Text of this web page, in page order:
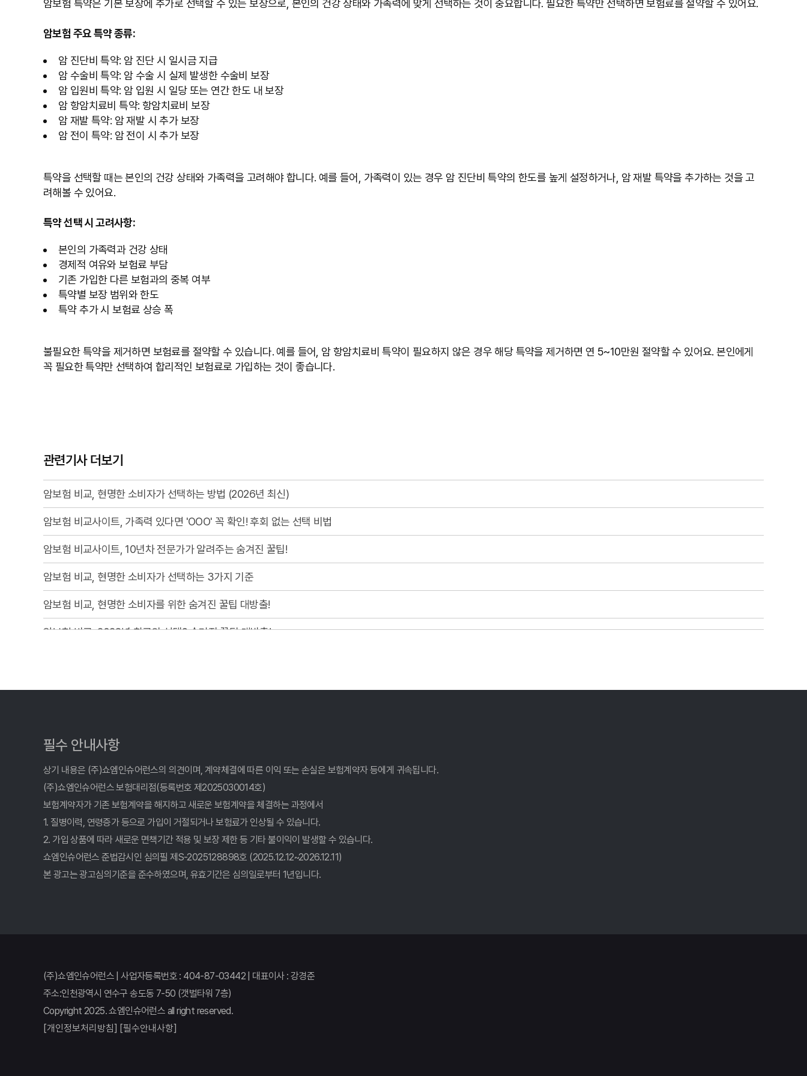
암보험 특약은 기본 보장에 추가로 선택할 수 있는 보장으로, 본인의 건강 상태와 가족력에 맞게 선택하는 것이 중요합니다. 필요한 특약만 선택하면 보험료를 절약할 수 있어요.
암보험 주요 특약 종류:
암 진단비 특약: 암 진단 시 일시금 지급
암 수술비 특약: 암 수술 시 실제 발생한 수술비 보장
암 입원비 특약: 암 입원 시 일당 또는 연간 한도 내 보장
암 항암치료비 특약: 항암치료비 보장
암 재발 특약: 암 재발 시 추가 보장
암 전이 특약: 암 전이 시 추가 보장
특약을 선택할 때는 본인의 건강 상태와 가족력을 고려해야 합니다. 예를 들어, 가족력이 있는 경우 암 진단비 특약의 한도를 높게 설정하거나, 암 재발 특약을 추가하는 것을 고
려해볼 수 있어요.
특약 선택 시 고려사항:
본인의 가족력과 건강 상태
경제적 여유와 보험료 부담
기존 가입한 다른 보험과의 중복 여부
특약별 보장 범위와 한도
특약 추가 시 보험료 상승 폭
불필요한 특약을 제거하면 보험료를 절약할 수 있습니다. 예를 들어, 암 항암치료비 특약이 필요하지 않은 경우 해당 특약을 제거하면 연 5~10만원 절약할 수 있어요. 본인에게
꼭 필요한 특약만 선택하여 합리적인 보험료로 가입하는 것이 좋습니다.
관련기사 더보기
암보험 비교, 현명한 소비자가 선택하는 방법 (2026년 최신)
암보험 비교사이트, 가족력 있다면 'OOO' 꼭 확인! 후회 없는 선택 비법
암보험 비교사이트, 10년차 전문가가 알려주는 숨겨진 꿀팁!
암보험 비교, 현명한 소비자가 선택하는 3가지 기준
암보험 비교, 현명한 소비자를 위한 숨겨진 꿀팁 대방출!
암보험 비교, 2026년 최고의 선택? 숨겨진 꿀팁 대방출!
암보험 비교, 이제 헤매지 마세요! 숨겨진 꿀팁 대방출
암보험 비교, 숨겨진 꿀팁 대방출! 나만 몰랐던 현명한 선택법
암보험 비교, 클릭 몇 번으로 끝? 숨겨진 꿀팁 전격 공개!
암보험 비교, 현명한 소비자가 선택하는 3가지 기준
암보험 비교, 발품 팔지 마세요! 숨겨진 꿀팁 여기서 챙겨가세요
암보험 비교사이트, 2026년 가입 전 '이것' 모르면 손해! 후회없는 선택 가이드
암보험 비교, 발품 팔 필요 없다! 숨겨진 꿀팁 여기서 확인하세요
암보험 비교, 현명한 당신을 위한 단 하나의 선택!
암보험 비교, 현명한 소비자가 선택하는 숨겨진 꿀팁
필수 안내사항
상기 내용은 (주)쇼엠인슈어런스의 의견이며, 계약체결에 따른 이익 또는 손실은 보험계약자 등에게 귀속됩니다.
(주)쇼엠인슈어런스 보험대리점(등록번호 제2025030014호)
보험계약자가 기존 보험계약을 해지하고 새로운 보험계약을 체결하는 과정에서
1. 질병이력, 연령증가 등으로 가입이 거절되거나 보험료가 인상될 수 있습니다.
2. 가입 상품에 따라 새로운 면책기간 적용 및 보장 제한 등 기타 불이익이 발생할 수 있습니다.
쇼엠인슈어런스 준법감시인 심의필 제S-2025128898호 (2025.12.12~2026.12.11)
본 광고는 광고심의기준을 준수하였으며, 유효기간은 심의일로부터 1년입니다.
(주)쇼엠인슈어런스 | 사업자등록번호 : 404-87-03442 | 대표이사 : 강경준
주소:인천광역시 연수구 송도동 7-50 (갯벌타워 7층)
Copyright 2025. 쇼엠인슈어런스 all right reserved.
[개인정보처리방침] [필수안내사항]